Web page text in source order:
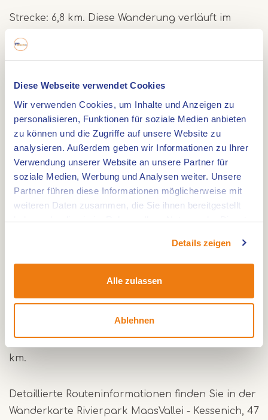
Diese Webseite verwendet Cookies
Wir verwenden Cookies, um Inhalte und Anzeigen zu
personalisieren, Funktionen für soziale Medien anbieten
zu können und die Zugriffe auf unsere Website zu
analysieren. Außerdem geben wir Informationen zu Ihrer
Verwendung unserer Website an unsere Partner für
soziale Medien, Werbung und Analysen weiter. Unsere
Partner führen diese Informationen möglicherweise mit
weiteren Daten zusammen, die Sie ihnen bereitgestellt
haben oder die sie im Rahmen Ihrer Nutzung der Dienste
Details zeigen
Alle zulassen
Ablehnen
Strecke: 6,8 km. Diese Wanderung verläuft im
ländliche Route mit schönen Aussichten, die einen
beinhaltet. Die Wanderung bietet die Möglichkeit,
sowohl in Thorn als auch in Wessem einzukehren.
Die Wanderungen im Gebiet Drie Eigen führen Sie
durch eine sehr abwechslungsreiche Landschaft,
die von Maas und Mensch geschaffen wurde.
Diese orangefarbene Wanderung verläuft im
Außengebiet zwischen Thorn und Wessem. Eine
ländliche Route mit schönen Aussichten, auf der
Sie unter anderem auch entlang der
aus Natur und Kultur.
km.
Detaillierte Routeninformationen finden Sie in der
Wanderkarte Rivierpark MaasVallei - Kessenich, 47